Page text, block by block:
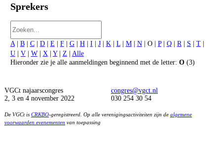
Sprekers
A| B| C| D| E F| G| H| I J| K| L| M| N| O | P| Q| R| S T|
U| V| W| X| Y| Z
Alle
Hieronder zie je alle aanmeldingen beginnend met de letter: O(3)
VGCt najaarscongres
2, 3 en 4 november 2022
congres@vgct.nl
030 254 30 54
De VGCt is CRKBO-geregistreerd. Op alle verenigingsactiviteiten zijn de algemene
voorwaarden evenementen van toepassing